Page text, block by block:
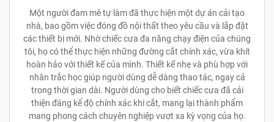
Một người đam mê tự làm đã thực hiện một dự án cải tạo
nhà, bao gồm việc đóng đồ nội thất theo yêu cầu và lắp đặt
các thiết bị mới. Nhờ chiếc cưa đa năng chạy điện của chúng
tôi, họ có thể thực hiện những đường cắt chính xác, vừa khít
hoàn hảo với thiết kế của mình. Thiết kế nhẹ và phù hợp với
nhân trắc học giúp người dùng dễ dàng thao tác, ngay cả
trong thời gian dài. Người dùng cho biết chiếc cưa đã cải
thiện đáng kể độ chính xác khi cắt, mang lại thành phẩm
mang phong cách chuyên nghiệp vượt xa kỳ vọng của họ.